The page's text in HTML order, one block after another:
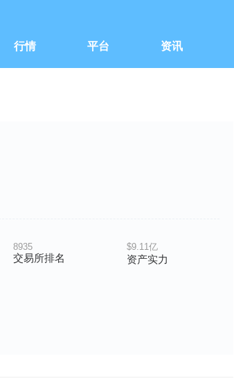
行情 平台 资讯
8935
交易所排名
$9.11亿
资产实力